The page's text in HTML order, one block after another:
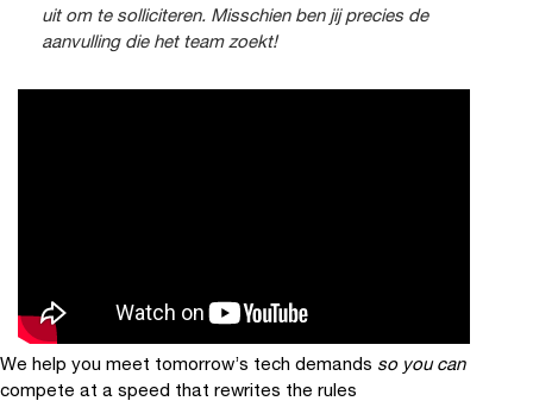
uit om te solliciteren. Misschien ben jij precies de
aanvulling die het team zoekt!
We help you meet tomorrow’s tech demands so you can
compete at a speed that rewrites the rules